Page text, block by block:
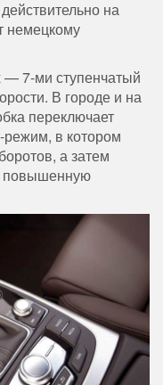
действительно на
немецкому
— 7-ми ступенчатый
В городе и на
переключает
режим, в котором
а затем
повышенную